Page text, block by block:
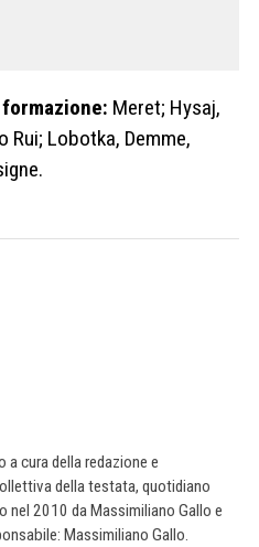
Meret; Hysaj,
Rui; Lobotka, Demme,
cura della redazione e
della testata, quotidiano
nel 2010 da Massimiliano Gallo e
Massimiliano Gallo.